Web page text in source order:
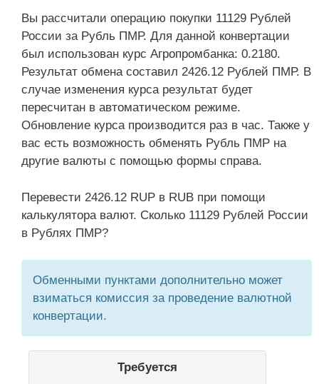
Вы рассчитали операцию покупки 11129 Рублей
России за Рубль ПМР. Для данной конвертации
был использован курс Агропромбанка: 0.2180.
Результат обмена составил 2426.12 Рублей ПМР. В
случае изменения курса результат будет
пересчитан в автоматическом режиме.
Обновление курса производится раз в час. Также у
вас есть возможность обменять Рубль ПМР на
другие валюты с помощью формы справа.
Перевести 2426.12 RUP в RUB при помощи
калькулятора валют. Сколько 11129 Рублей России
в Рублях ПМР?
Обменными пунктами дополнительно может
взиматься комиссия за проведение валютной
конвертации.
Требуется